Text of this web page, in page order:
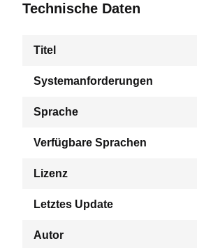
Technische Daten
Titel
Systemanforderungen
Sprache
Verfügbare Sprachen
Lizenz
Letztes Update
Autor